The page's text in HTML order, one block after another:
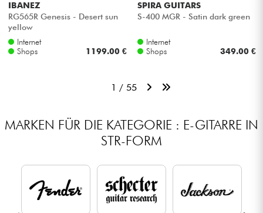
IBANEZ
RG565R Genesis - Desert sun
yellow
Internet
Shops
1199.00 €
SPIRA GUITARS
S-400 MGR - Satin dark green
Internet
Shops
349.00 €
1 / 55
MARKEN FÜR DIE KATEGORIE : E-GITARRE IN
STR-FORM